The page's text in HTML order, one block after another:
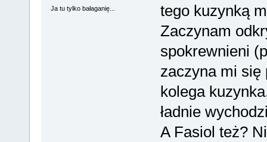
Ja tu tylko bałaganię...
tego kuzynką
Zaczynam
spokrewnieni
zaczyna mi się
kolega
ładnie
A Fasiol też?